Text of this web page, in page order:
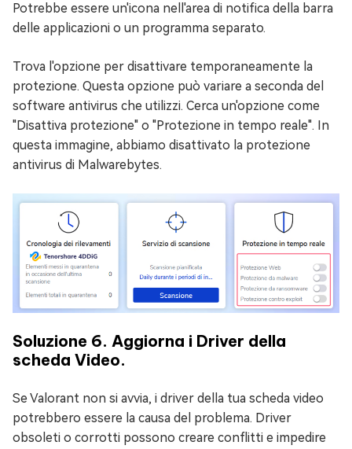
Potrebbe essere un'icona nell'area di notifica della barra
delle applicazioni o un programma separato.
Trova l'opzione per disattivare temporaneamente la
protezione. Questa opzione può variare a seconda del
software antivirus che utilizzi. Cerca un'opzione come
"Disattiva protezione" o "Protezione in tempo reale". In
questa immagine, abbiamo disattivato la protezione
antivirus di Malwarebytes.
Soluzione 6. Aggiorna i Driver della
scheda Video.
Se Valorant non si avvia, i driver della tua scheda video
potrebbero essere la causa del problema. Driver
obsoleti o corrotti possono creare conflitti e impedire